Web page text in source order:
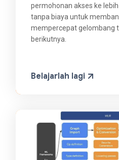
permohonan akses ke
tanpa biaya untuk
mempercepat gelombang
berikutnya.
Belajarlah lagi